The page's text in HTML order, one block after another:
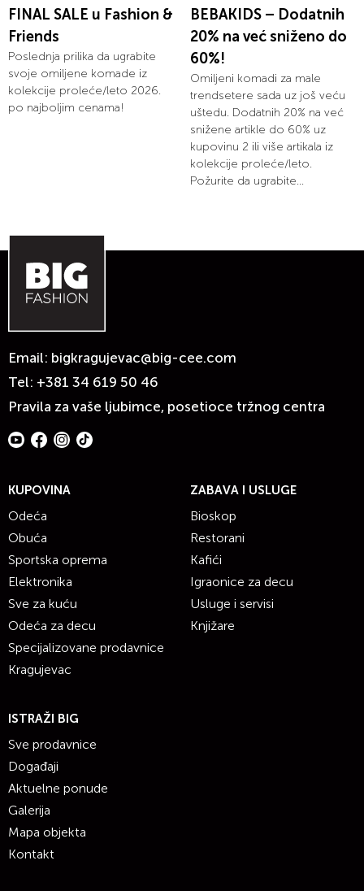
FINAL SALE u Fashion &
Friends
Poslednja prilika da ugrabite
svoje omiljene komade iz
kolekcije proleće/leto 2026.
po najboljim cenama!
BEBAKIDS – Dodatnih
20% na već sniženo do
60%!
Omiljeni komadi za male
trendsetere sada uz još veću
uštedu. Dodatnih 20% na već
snižene artikle do 60% uz
kupovinu 2 ili više artikala iz
kolekcije proleće/leto.
Požurite da ugrabite...
Email: bigkragujevac@big-cee.com
Tel: +381 34 619 50 46
Pravila za vaše ljubimce, posetioce tržnog centra
KUPOVINA
Odeća
Obuća
Sportska oprema
Elektronika
Sve za kuću
Odeća za decu
Specijalizovane prodavnice
Kragujevac
ZABAVA I USLUGE
Bioskop
Restorani
Kafići
Igraonice za decu
Usluge i servisi
Knjižare
ISTRAŽI BIG
Sve prodavnice
Događaji
Aktuelne ponude
Galerija
Mapa objekta
Kontakt